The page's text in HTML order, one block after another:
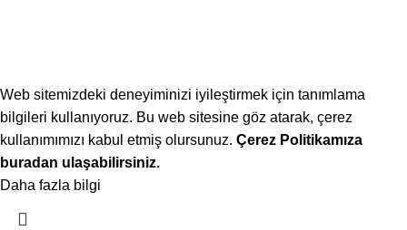
Web sitemizdeki deneyiminizi iyileştirmek için tanımlama
bilgileri kullanıyoruz. Bu web sitesine göz atarak, çerez
kullanımımızı kabul etmiş olursunuz. Çerez Politikamıza
buradan ulaşabilirsiniz.
Daha fazla bilgi